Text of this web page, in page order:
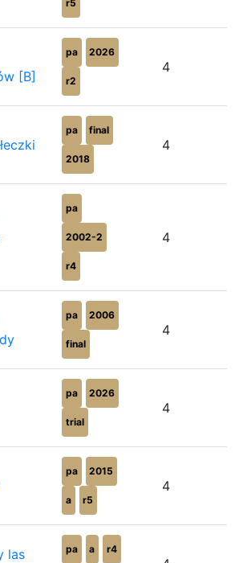
r5
[B]
pa 2026
r2
4
pa final
2018
4
pa
2002-2
r4
4
pa 2006
final
4
pa 2026
trial
4
pa 2015
a r5
4
las
pa a r4